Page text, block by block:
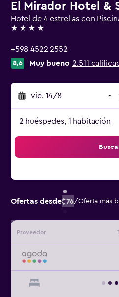
El Mirador Hotel &
Hotel de 4 estrellas con
4 estrellas
+598 4522 2552
8,6 Muy bueno 2.511
vie. 14/8 -
2 huéspedes, 1 habitación
Ofertas desde$76/Oferta más
Proveedor